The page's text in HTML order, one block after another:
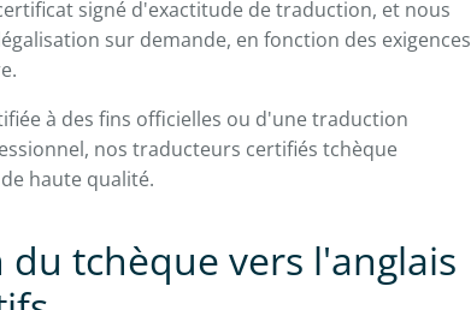
signé d'exactitude de traduction, et nous
sur demande, en fonction des exigences
à des fins officielles ou d'une traduction
nos traducteurs certifiés tchèque
haute qualité.
tchèque vers l'anglais